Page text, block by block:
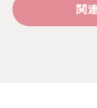
関